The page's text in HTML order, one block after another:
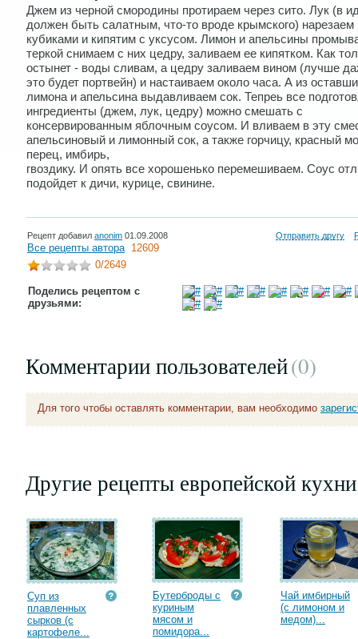
Джем из черной смородины протираем через сито. Лук (в
должен быть салатным, что-то вроде крымского) нарезаем
кубиками и кипятим с уксусом. Лимон и апельсины
теркой снимаем с них цедру, заливаем ее кипятком. Как
остынет - воды сливам, а цедру заливаем вином (лучше
это будет портвейн) и настаиваем около часа. А из
лимона и апельсина выдавливаем сок. Тепреь все
ингредиенты (джем, лук, цедру) можно смешать с
консервированным яблочным соусом. И вливаем в эту
апельсиновый и лимонный сок, а также горчицу, красный
перец, имбирь,
гвоздику. И опять все хорошенько перемешиваем. Соус
подойдет к дичи, курице, свинине.
Рецепт добавил anonim 01.09.2008 Отправить другу
Все рецепты автора 12609
0/2649
Поделись рецептом с
друзьями:
Комментарии пользователей(0)
Для того чтобы оставлять комментарии, вам необходимо
Другие рецепты европейской кухни
Суп из
плавленных
сырков (с
картофеле...
Бутерброды с
куриным
мясом и
помидора...
Чай имбирный
(с лимоном и
медом)...